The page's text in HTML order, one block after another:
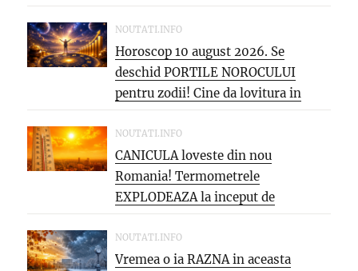
NOUTATI.INFO
Horoscop 10 august 2026. Se
deschid PORTILE NOROCULUI
pentru zodii! Cine da lovitura in
cariera...
NOUTATI.INFO
CANICULA loveste din nou
Romania! Termometrele
EXPLODEAZA la inceput de
saptamana: aproape 40°C si
PARJOL...
NOUTATI.INFO
Vremea o ia RAZNA in aceasta